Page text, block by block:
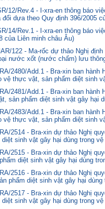
12/Rev.4 - I-xra-en thông báo
dựa theo Quy định 396/2005
14/Rev.1 - I-xra-en thông báo
của Liên minh châu Âu)
122 - Ma-rốc dự thảo Nghị
nước xốt (nước chấm) lưu
2480/Add.1 - Bra-xin ban hành
vệ thực vật, sản phẩm diệt sinh
2481/Add.1 - Bra-xin ban
sản phẩm diệt sinh vật gây hại
2483/Add.1 - Bra-xin ban
vệ thực vật, sản phẩm diệt sinh
2514 - Bra-xin dự thảo Nghị
sinh vật gây hại dùng trong
2515 - Bra-xin dự thảo Nghị
diệt sinh vật gây hại dùng
2516 - Bra-xin dự thảo Nghị
phẩm diệt sinh vật gây hại dùng
2517 - Bra-xin dự thảo Nghị
sinh vật gây hại dùng trong